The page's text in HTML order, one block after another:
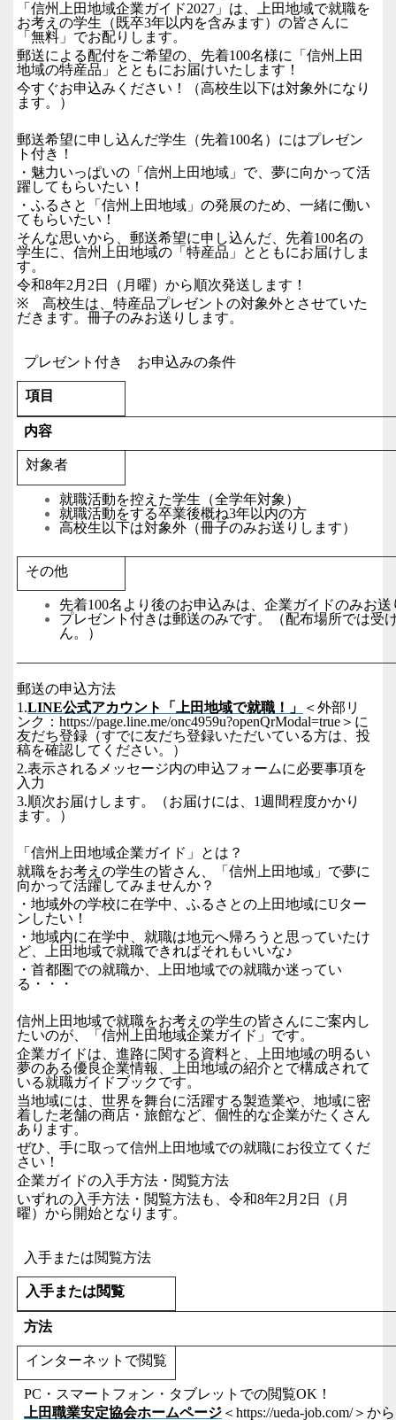
「信州上田地域企業ガイド2027 」は、上田地域で就職を
お考えの学生（既卒3年以内を含みます）の皆さんに
「無料」でお配りします。
郵送による配付をご希望の、先着100名様に「信州上田
地域の特産品」とともにお届けいたします！
今すぐお申込みください！（高校生以下は対象外になり
ます。）
郵送希望に申し込んだ学生（先着100名）にはプレゼン
ト付き！
・魅力いっぱいの「信州上田地域」で、夢に向かって活
躍してもらいたい！
・ふるさと「信州上田地域」の発展のため、一緒に働い
てもらいたい！
そんな思いから、郵送希望に申し込んだ、先着100名の
学生に、信州上田地域の「特産品」とともにお届けしま
す。
令和8年2 月 2 日（月曜）から順次発送します！
※ 高校生は、特産品プレゼントの対象外とさせていた
だきます。冊子のみお送りします。
プレゼント付き お申込みの条件
項目
内容
対象者
就職活動を控えた学生（全学年対象）
就職活動をする卒業後概ね3年以内の方
高校生以下は対象外（冊子のみお送りします）
その他
先着100名より後のお申込みは、企業ガイドのみお送
プレゼント付きは郵送のみです。（配布場所では受
ん。）
郵送の申込方法
1.LINE公式アカウント「上田地域で就職！」
＜外部リ
ンク：https://page.line.me/onc4959u?openQrModal=true ＞に
友だち登録（すでに友だち登録いただいている方は、投
稿を確認してください。）
2.表示されるメッセージ内の申込フォームに必要事項を
入力
3.順次お届けします。（お届けには、 1週間程度かかり
ます。）
「信州上田地域企業ガイド」とは？
就職をお考えの学生の皆さん、「信州上田地域」で夢に
向かって活躍してみませんか？
・地域外の学校に在学中、ふるさとの上田地域にUター
ンしたい！
・地域内に在学中、就職は地元へ帰ろうと思っていたけ
ど、上田地域で就職できればそれもいいな♪
・首都圏での就職か、上田地域での就職か迷ってい
る・・・
信州上田地域で就職をお考えの学生の皆さんにご案内し
たいのが、「信州上田地域企業ガイド」です。
企業ガイドは、進路に関する資料と、上田地域の明るい
夢のある優良企業情報、上田地域の紹介とで構成されて
いる就職ガイドブックです。
当地域には、世界を舞台に活躍する製造業や、地域に密
着した老舗の商店・旅館など、個性的な企業がたくさん
あります。
ぜひ、手に取って信州上田地域での就職にお役立てくだ
さい！
企業ガイドの入手方法・閲覧方法
いずれの入手方法・閲覧方法も、令和8年2 月 2 日（月
曜）から開始となります。
入手または閲覧方法
入手または閲覧
方法
インターネットで閲覧
PC ・スマートフォン・タブレットでの閲覧OK ！
上田職業安定協会ホームページ ＜https://ueda-job.com/＞か